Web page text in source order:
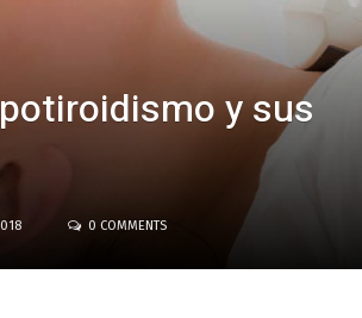
y sus
0 COMMENTS